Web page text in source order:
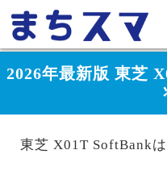
2026年最新版 東芝
東芝 X01T SoftBank